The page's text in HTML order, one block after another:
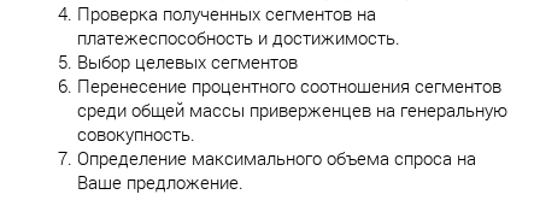
Проверка полученных сегментов на
платежеспособность и достижимость.
Выбор целевых сегментов
Перенесение процентного соотношения сегментов
среди общей массы приверженцев на генеральную
совокупность.
Определение максимального объема спроса на
Ваше предложение.